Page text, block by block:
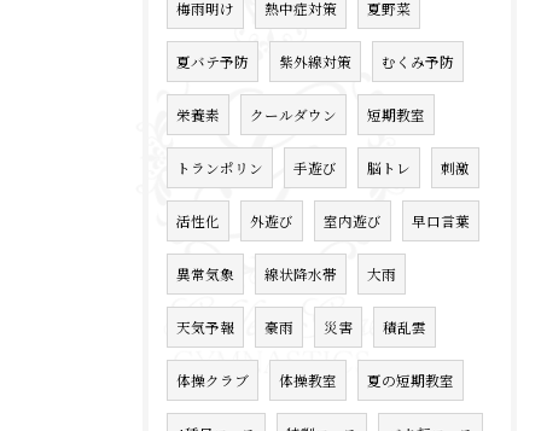
梅雨明け 熱中症対策 夏野菜
夏バテ予防 紫外線対策 むくみ予防
栄養素 クールダウン 短期教室
トランポリン 手遊び 脳トレ 刺激
活性化 外遊び 室内遊び 早口言葉
異常気象 線状降水帯 大雨
天気予報 豪雨 災害 積乱雲
体操クラブ 体操教室 夏の短期教室